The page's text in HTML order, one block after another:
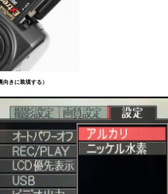
きに装填する）